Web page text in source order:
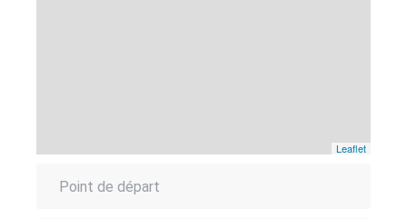
Leaflet